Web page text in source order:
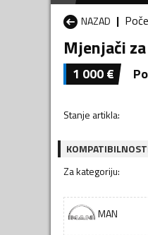
NAZAD
Mjenjači
1 000€
Stanje artikla:
Za kategoriju:
MAN